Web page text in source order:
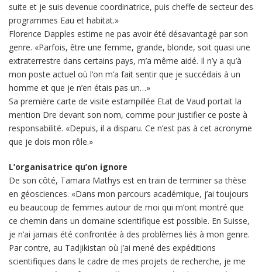
suite et je suis devenue coordinatrice, puis cheffe de secteur des
programmes Eau et habitat.»
Florence Dapples estime ne pas avoir été désavantagé par son
genre. «Parfois, être une femme, grande, blonde, soit quasi une
extraterrestre dans certains pays, m’a même aidé. Il n’y a qu’à
mon poste actuel où l’on m’a fait sentir que je succédais à un
homme et que je n’en étais pas un…»
Sa première carte de visite estampillée Etat de Vaud portait la
mention Dre devant son nom, comme pour justifier ce poste à
responsabilité. «Depuis, il a disparu. Ce n’est pas à cet acronyme
que je dois mon rôle.»
L’organisatrice qu’on ignore
De son côté, Tamara Mathys est en train de terminer sa thèse
en géosciences. «Dans mon parcours académique, j’ai toujours
eu beaucoup de femmes autour de moi qui m’ont montré que
ce chemin dans un domaine scientifique est possible. En Suisse,
je n’ai jamais été confrontée à des problèmes liés à mon genre.
Par contre, au Tadjikistan où j’ai mené des expéditions
scientifiques dans le cadre de mes projets de recherche, je me